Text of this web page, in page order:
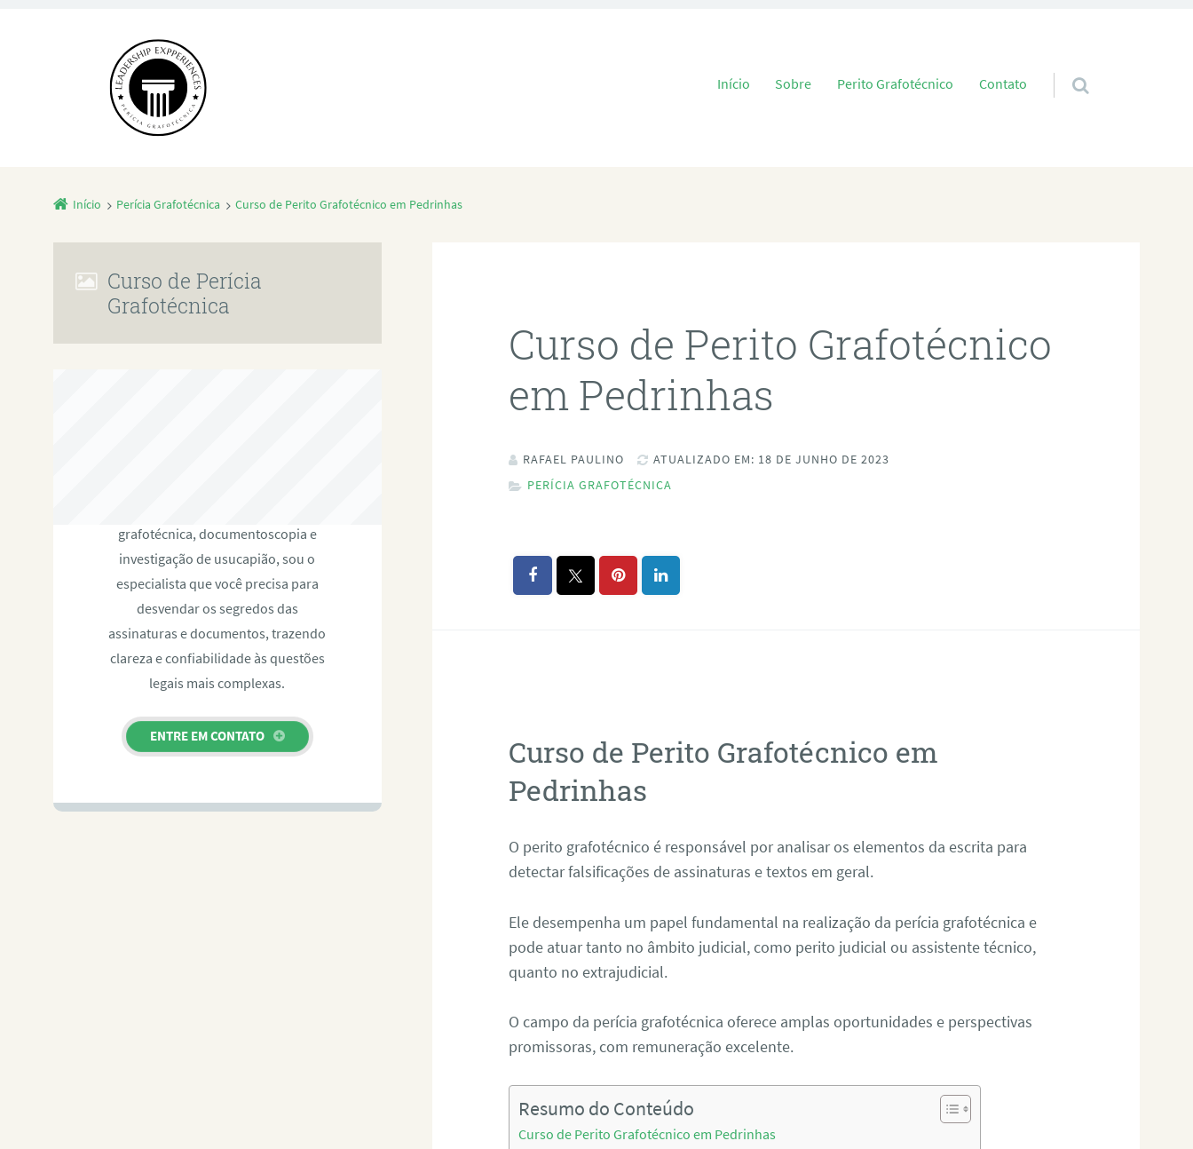
Pular para o conteúdo
Início Sobre Perito Grafotécnico Contato
Início Perícia Grafotécnica Curso de Perito Grafotécnico em Pedrinhas
Curso de Perito Grafotécnico
em Pedrinhas
RAFAEL PAULINO
ATUALIZADO EM: 18 DE JUNHO DE 2023
PERÍCIA GRAFOTÉCNICA
Curso de Perito Grafotécnico em
Pedrinhas
O perito grafotécnico é responsável por analisar os elementos da escrita para
detectar falsificações de assinaturas e textos em geral.
Ele desempenha um papel fundamental na realização da perícia grafotécnica e
pode atuar tanto no âmbito judicial, como perito judicial ou assistente técnico,
quanto no extrajudicial.
O campo da perícia grafotécnica oferece amplas oportunidades e perspectivas
promissoras, com remuneração excelente.
Resumo do Conteúdo
Curso de Perito Grafotécnico em Pedrinhas
Curso de Perícia
Grafotécnica
grafotécnica, documentoscopia e
investigação de usucapião, sou o
especialista que você precisa para
desvendar os segredos das
assinaturas e documentos, trazendo
clareza e confiabilidade às questões
legais mais complexas.
ENTRE EM CONTATO